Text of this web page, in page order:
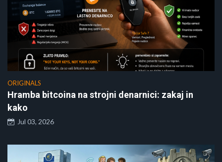
ORIGINALS
Hramba bitcoina na strojni denarnici: zakaj in
kako
Jul 03, 2026